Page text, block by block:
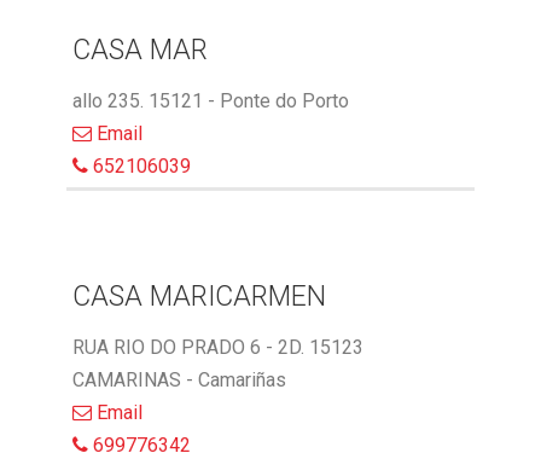
CASA MAR
allo 235. 15121 - Ponte do Porto
Email
652106039
CASA MARICARMEN
RUA RIO DO PRADO 6 - 2D. 15123
CAMARINAS - Camariñas
Email
699776342